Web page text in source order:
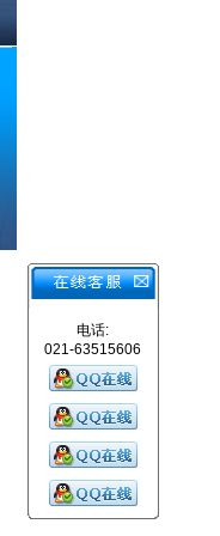
电话:
021-63515606